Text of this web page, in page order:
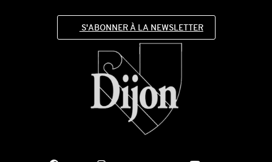
S'ABONNER À LA NEWSLETTER